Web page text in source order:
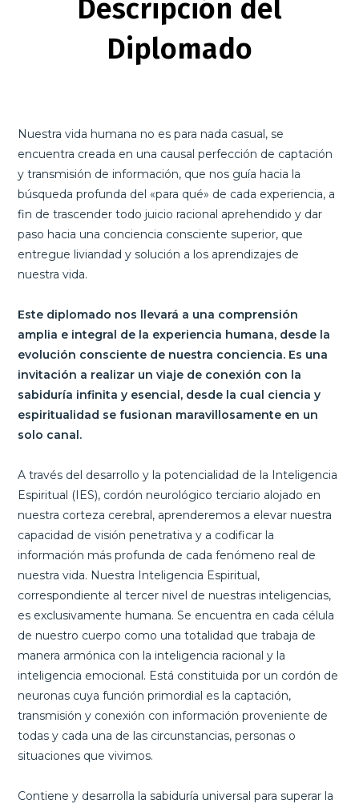
Descripción del
Diplomado
Nuestra vida humana no es para nada casual, se
encuentra creada en una causal perfección de captación
y transmisión de información, que nos guía hacia la
búsqueda profunda del «para qué» de cada experiencia, a
fin de trascender todo juicio racional aprehendido y dar
paso hacia una conciencia consciente superior, que
entregue liviandad y solución a los aprendizajes de
nuestra vida.
Este diplomado nos llevará a una comprensión
amplia e integral de la experiencia humana, desde la
evolución consciente de nuestra conciencia. Es una
invitación a realizar un viaje de conexión con la
sabiduría infinita y esencial, desde la cual ciencia y
espiritualidad se fusionan maravillosamente en un
solo canal.
A través del desarrollo y la potencialidad de la Inteligencia
Espiritual (IES), cordón neurológico terciario alojado en
nuestra corteza cerebral, aprenderemos a elevar nuestra
capacidad de visión penetrativa y a codificar la
información más profunda de cada fenómeno real de
nuestra vida. Nuestra Inteligencia Espiritual,
correspondiente al tercer nivel de nuestras inteligencias,
es exclusivamente humana. Se encuentra en cada célula
de nuestro cuerpo como una totalidad que trabaja de
manera armónica con la inteligencia racional y la
inteligencia emocional. Está constituida por un cordón de
neuronas cuya función primordial es la captación,
transmisión y conexión con información proveniente de
todas y cada una de las circunstancias, personas o
situaciones que vivimos.
Contiene y desarrolla la sabiduría universal para superar la